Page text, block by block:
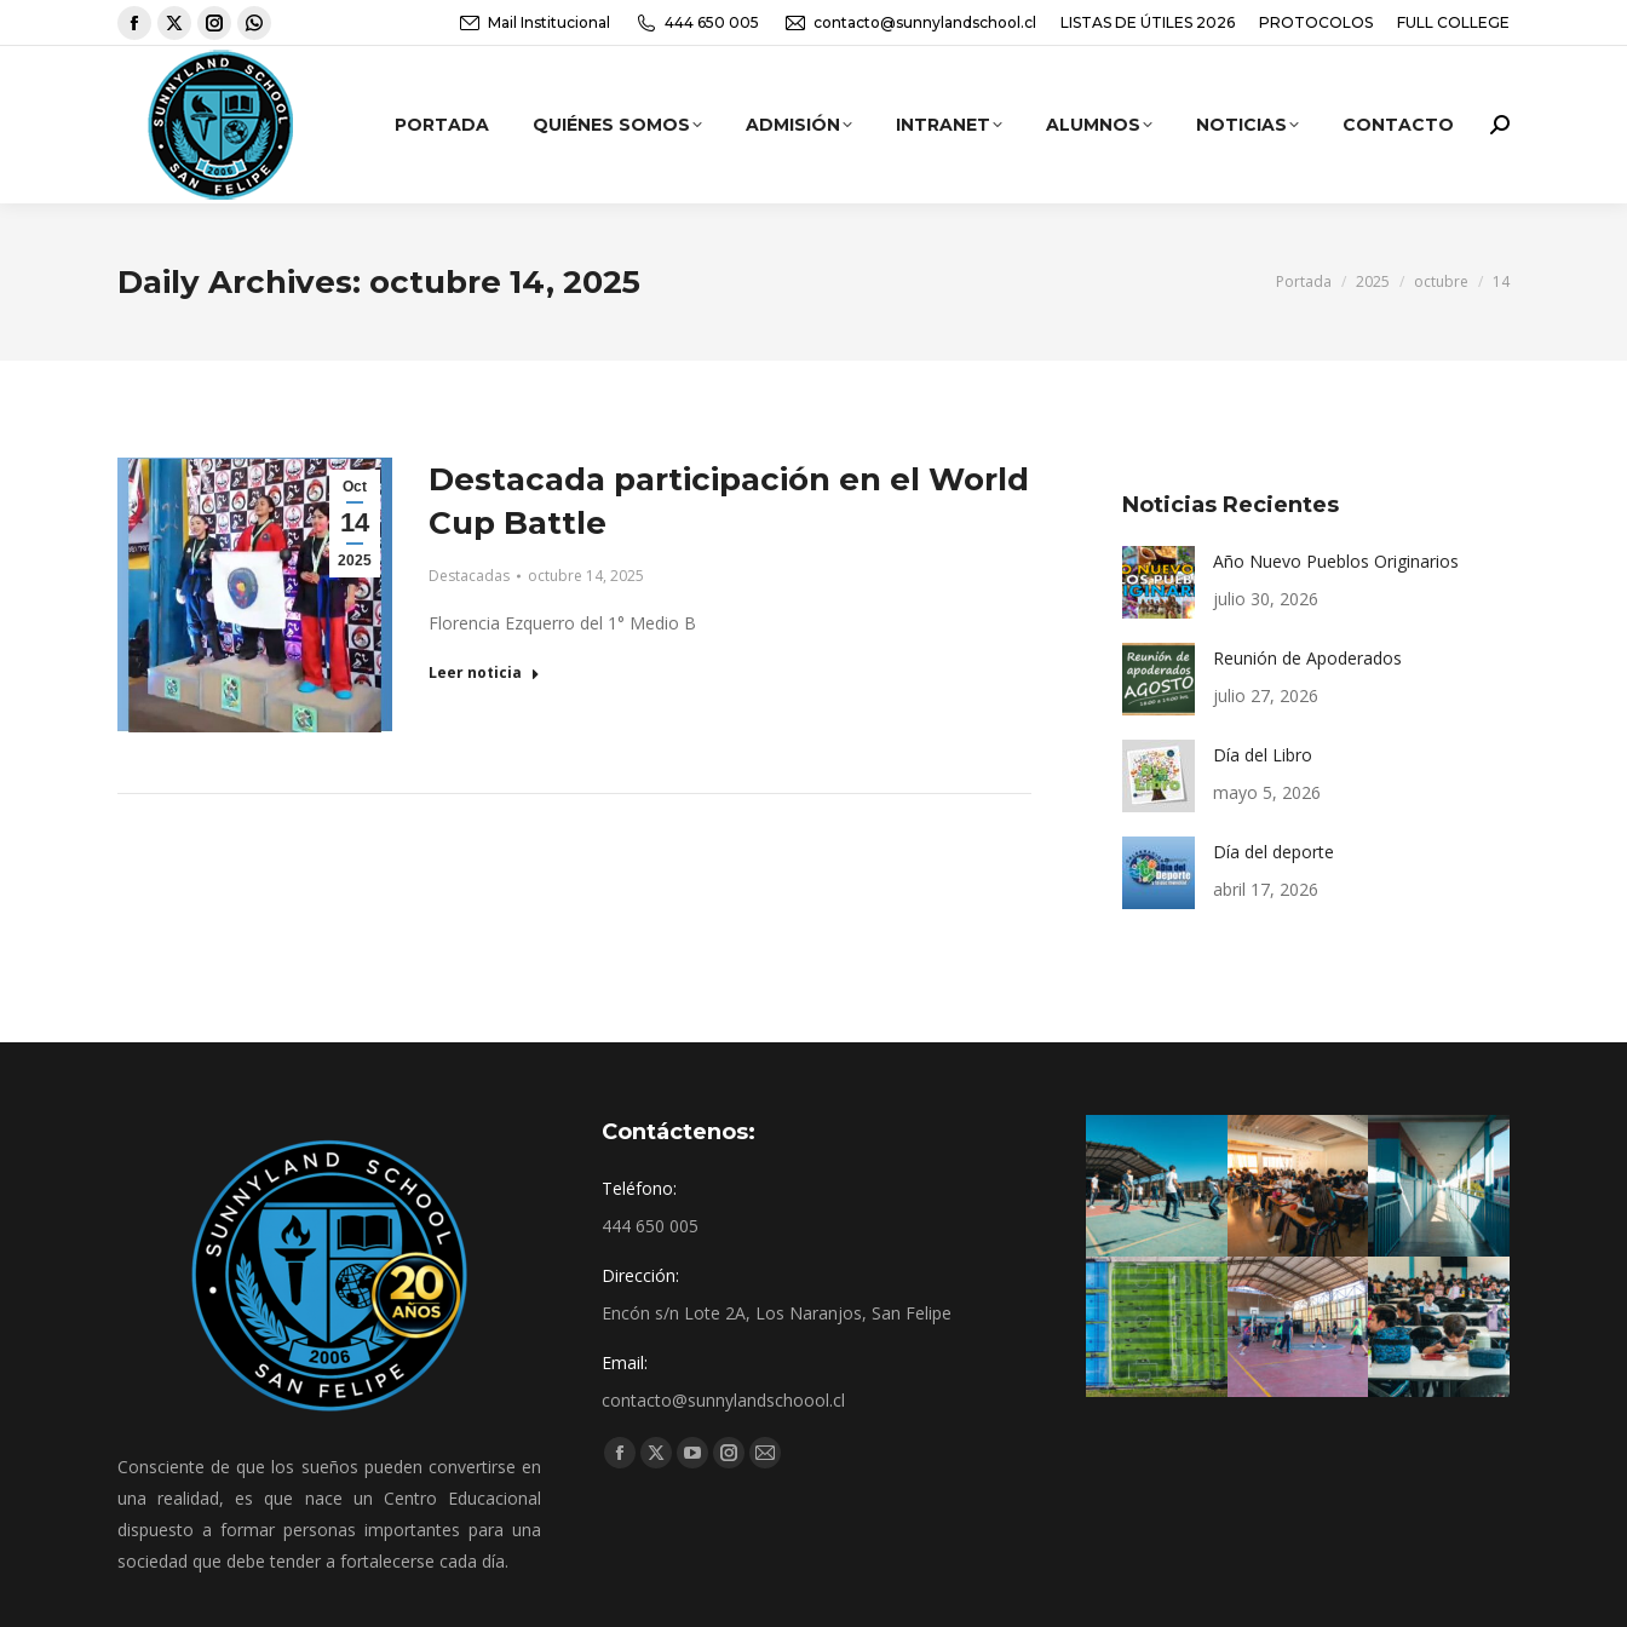
Mail Institucional 444 650 005 contacto@sunnylandschool.cl LISTAS DE ÚTILES 2026 PROTOCOLOS FULL COLLEGE
PORTADA QUIÉNES SOMOS ADMISIÓN INTRANET ALUMNOS NOTICIAS CONTACTO
Daily Archives: octubre 14, 2025 You are here:
Portada 2025 octubre 14
Oct
14
2025
Destacada participación en el World
Cup Battle
Destacadas octubre 14, 2025
Florencia Ezquerro del 1° Medio B
Leer noticia
Noticias Recientes
Año Nuevo Pueblos Originarios
julio 30, 2026
Reunión de Apoderados
julio 27, 2026
Día del Libro
mayo 5, 2026
Día del deporte
abril 17, 2026
Consciente de que los sueños pueden convertirse en
una realidad, es que nace un Centro Educacional
dispuesto a formar personas importantes para una
sociedad que debe tender a fortalecerse cada día.
Contáctenos:
Teléfono:
444 650 005
Dirección:
Encón s/n Lote 2A, Los Naranjos, San Felipe
Email:
contacto@sunnylandschoool.cl
Find us on: